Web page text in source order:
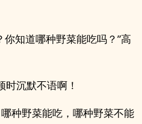
知道哪种野菜能吃吗？”高
时沉默不语啊！
种野菜能吃，哪种野菜不能